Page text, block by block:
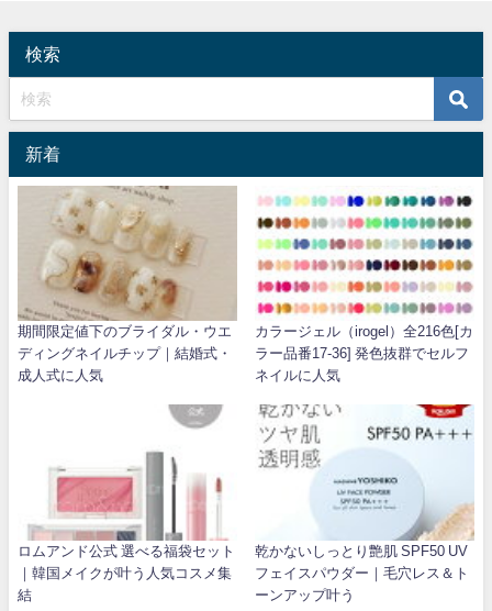
検索
新着
期間限定値下のブライダル・ウエ
ディングネイルチップ｜結婚式・
成人式に人気
カラージェル（irogel）全216色[カ
ラー品番17-36] 発色抜群でセルフ
ネイルに人気
ロムアンド公式 選べる福袋セット
｜韓国メイクが叶う人気コスメ集
結
乾かないしっとり艶肌 SPF50 UV
フェイスパウダー｜毛穴レス＆ト
ーンアップ叶う